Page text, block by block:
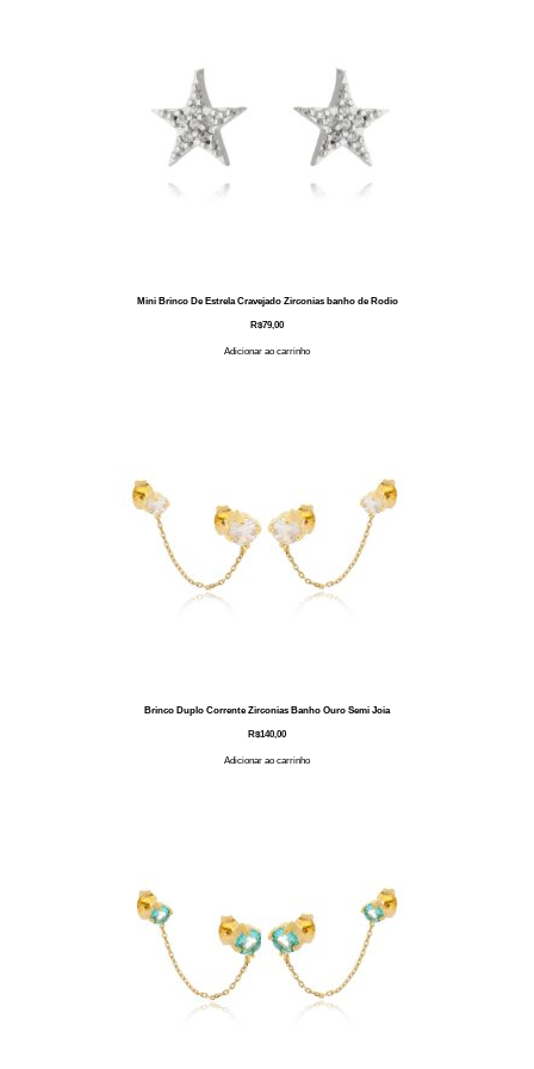
Mini Brinco De Estrela Cravejado Zirconias banho de Rodio
R$79,00
Adicionar ao carrinho
Brinco Duplo Corrente Zirconias Banho Ouro Semi Joia
R$140,00
Adicionar ao carrinho